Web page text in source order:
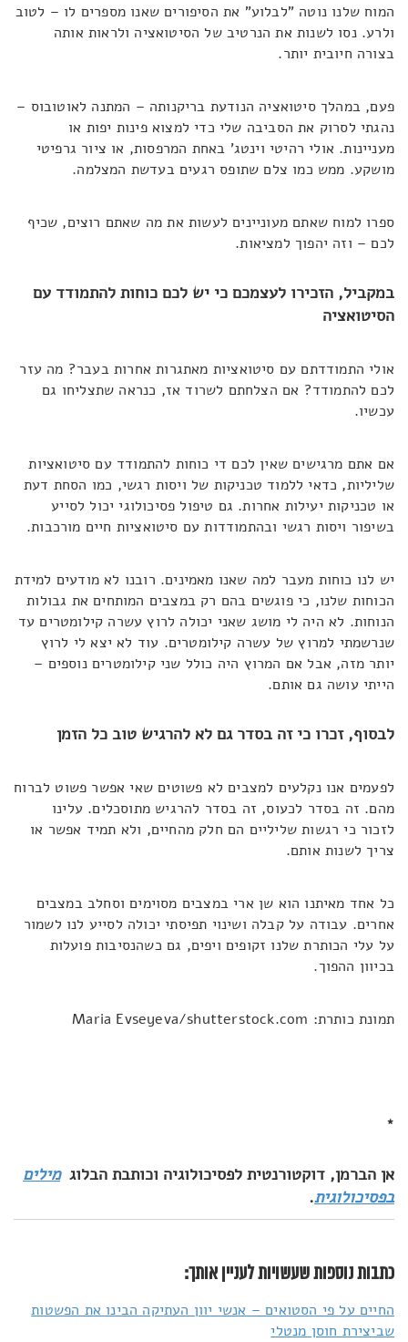
המוח שלנו נוטה "לבלוע" את הסיפורים שאנו מספרים לו – לטוב
ולרע. נסו לשנות את הנרטיב של הסיטואציה ולראות אותה
בצורה חיובית יותר.
פעם, במהלך סיטואציה הנודעת בריקנותה – המתנה לאוטובוס –
נהגתי לסרוק את הסביבה שלי כדי למצוא פינות יפות או
מעניינות. אולי רהיטי וינטג' באחת המרפסות, או ציור גרפיטי
מושקע. ממש כמו צלם שתופס רגעים בעדשת המצלמה.
ספרו למוח שאתם מעוניינים לעשות את מה שאתם רוצים, שכיף
לכם – וזה יהפוך למציאות.
במקביל, הזכירו לעצמכם כי יש לכם כוחות להתמודד עם
הסיטואציה
אולי התמודדתם עם סיטואציות מאתגרות אחרות בעבר? מה עזר
לכם להתמודד? אם הצלחתם לשרוד אז, כנראה שתצליחו גם
עכשיו.
אם אתם מרגישים שאין לכם די כוחות להתמודד עם סיטואציות
שליליות, כדאי ללמוד טכניקות של ויסות רגשי, כמו הסחת דעת
או טכניקות יעילות אחרות. גם טיפול פסיכולוגי יכול לסייע
בשיפור ויסות רגשי ובהתמודדות עם סיטואציות חיים מורכבות.
יש לנו כוחות מעבר למה שאנו מאמינים. רובנו לא מודעים למידת
הכוחות שלנו, כי פוגשים בהם רק במצבים המותחים את גבולות
הנוחות. לא היה לי מושג שאני יכולה לרוץ עשרה קילומטרים עד
שנרשמתי למרוץ של עשרה קילומטרים. עוד לא יצא לי לרוץ
יותר מזה, אבל אם המרוץ היה כולל שני קילומטרים נוספים –
הייתי עושה גם אותם.
לבסוף, זכרו כי זה בסדר גם לא להרגיש טוב כל הזמן
לפעמים אנו נקלעים למצבים לא פשוטים שאי אפשר פשוט לברוח
מהם. זה בסדר לכעוס, זה בסדר להרגיש מתוסכלים. עלינו
לזכור כי רגשות שליליים הם חלק מהחיים, ולא תמיד אפשר או
צריך לשנות אותם.
כל אחד מאיתנו הוא שן ארי במצבים מסוימים וסחלב במצבים
אחרים. עבודה על קבלה ושינוי תפיסתי יכולה לסייע לנו לשמור
על עלי הכותרת שלנו זקופים ויפים, גם כשהנסיבות פועלות
בכיוון ההפוך.
תמונת כותרת: Maria Evseyeva/shutterstock.com
*
אן הברמן, דוקטורנטית לפסיכולוגיה וכותבת הבלוגמילים
בפסיכולוגית.
כתבות נוספות שעשויות לעניין אותך:
החיים על פי הסטואים – אנשי יוון העתיקה הבינו את הפשטות
שביצירת חוסן מנטלי